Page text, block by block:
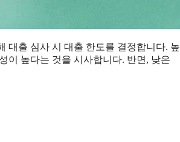
대출 심사 시 대출 한도를 결정합니다. 높
이 높다는 것을 시사합니다. 반면, 낮은